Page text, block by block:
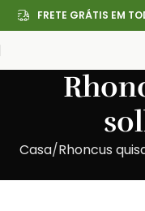
FRETE GRÁTIS EM
Casa Rhoncus